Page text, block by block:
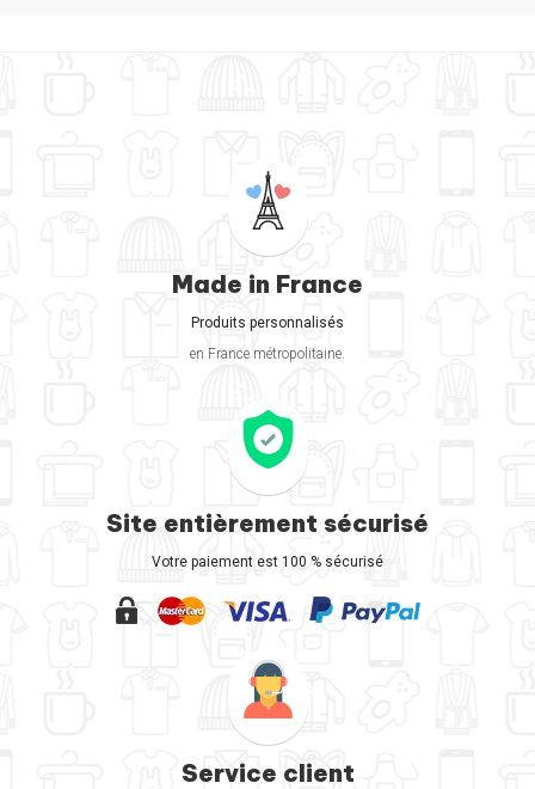
Made in France
Produits personnalisés
en France métropolitaine.
Site entièrement sécurisé
Votre paiement est 100 % sécurisé
Service client